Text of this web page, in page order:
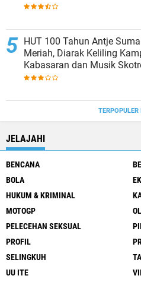
HUT 100 Tahun Antje
Meriah, Diarak Keliling
Kabasaran dan Musik
JELAJAHI
BENCANA
BOLA
HUKUM & KRIMINAL
MOTOGP
PELECEHAN SEKSUAL
PROFIL
SELINGKUH
UU ITE